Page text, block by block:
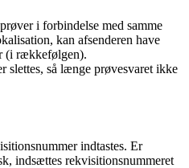
i forbindelse med samme
kan afsenderen have
(i rækkefølgen).
så længe prøvesvaret ikke
indtastes. Er
indsættes rekvisitionsnummeret